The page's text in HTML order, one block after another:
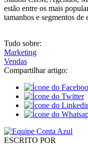
estão entre os mais
tamanhos e segmentos de
Tudo sobre:
Marketing
Vendas
Compartilhar artigo:
ESCRITO POR